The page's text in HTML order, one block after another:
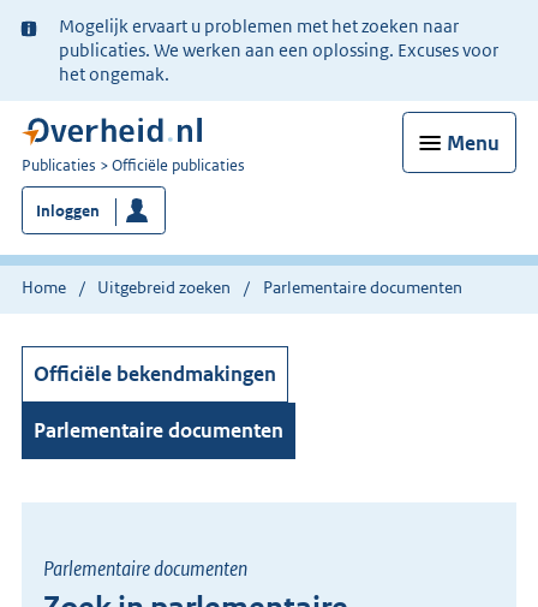
Ter
informatie:
Mogelijk ervaart u problemen met het zoeken naar
publicaties. We werken aan een oplossing. Excuses voor
het ongemak.
Menu
U
bent
nu
hier:
Publicaties Officiële publicaties
Inloggen
Home Uitgebreid zoeken Parlementaire documenten
Officiële bekendmakingen
Parlementaire documenten
Parlementaire documenten